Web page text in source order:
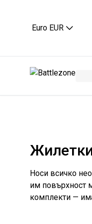
Euro EUR
Носи всичко
им повърхност
комплекти —